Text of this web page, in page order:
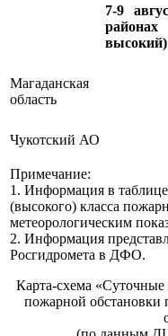
7-9
высокий)
Магаданская
область
Чукотский АО
Примечание:
1. Информация в
(высокого) класса
метеорологическим
2. Информация
Росгидромета в ДФО.
Карта-схема
пожарной